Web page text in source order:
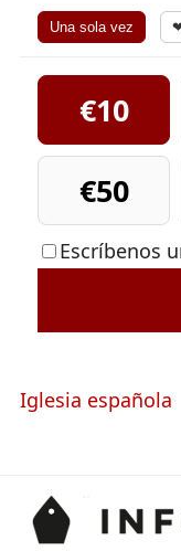
Una sola vez
€10
€50
Escríbenos
Iglesia española